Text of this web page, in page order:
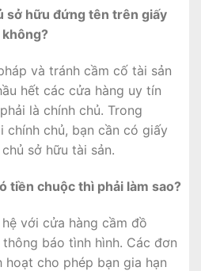
sở hữu đứng tên trên giấy
và tránh cầm cố tài sản
hết các cửa hàng uy tín
là chính chủ. Trong
chủ, bạn cần có giấy
sở hữu tài sản.
tiền chuộc thì phải làm sao?
với cửa hàng cầm đồ
báo tình hình. Các đơn
cho phép bạn gia hạn